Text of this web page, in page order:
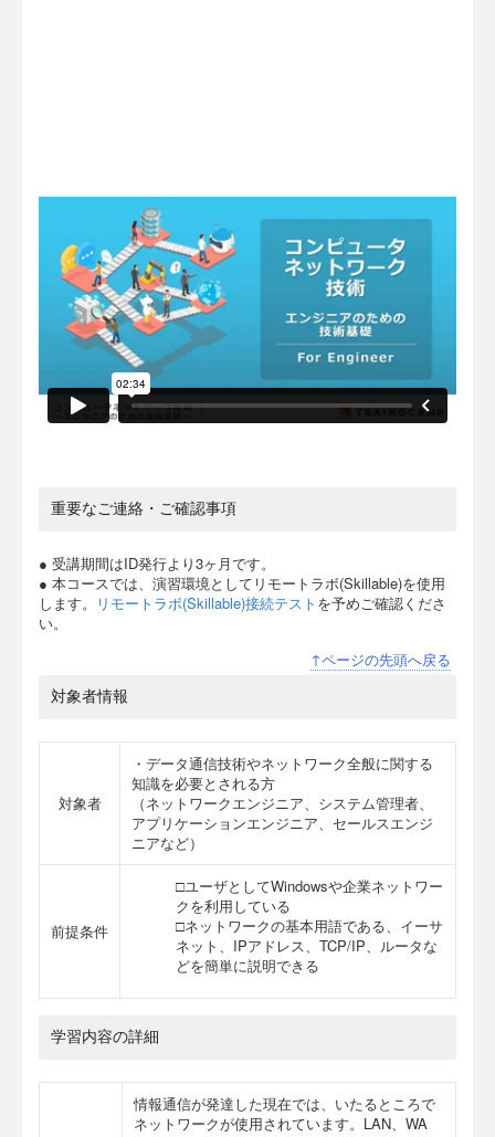
重要なご連絡・ご確認事項
● 受講期間はID発行より3ヶ月です。
● 本コースでは、演習環境としてリモートラボ(Skillable)を使用
します。
リモートラボ(Skillable)接続テスト を予めご確認くださ
い。
↑ページの先頭へ戻る
対象者情報
対象者
・データ通信技術やネットワーク全般に関する
知識を必要とされる方
（ネットワークエンジニア、システム管理者、
アプリケーションエンジニア、セールスエンジ
ニアなど）
前提条件
□ユーザとしてWindowsや企業ネットワー
クを利用している
□ネットワークの基本用語である、イーサ
ネット、IPアドレス、TCP/IP、ルータな
どを簡単に説明できる
学習内容の詳細
情報通信が発達した現在では、いたるところで
ネットワークが使用されています。LAN、WA